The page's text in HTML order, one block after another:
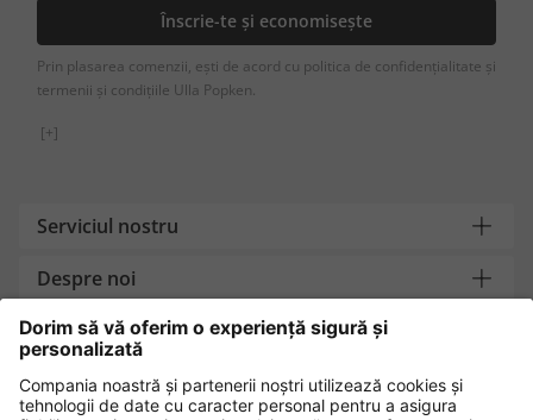
Înscrie-te și economisește
Prin plasarea comenzii, ești de acord cu politica de confidențialitate și
termenii și condițiile Ulla Popken.
[+]
Serviciul nostru
Despre noi
Contact
Metode de plată